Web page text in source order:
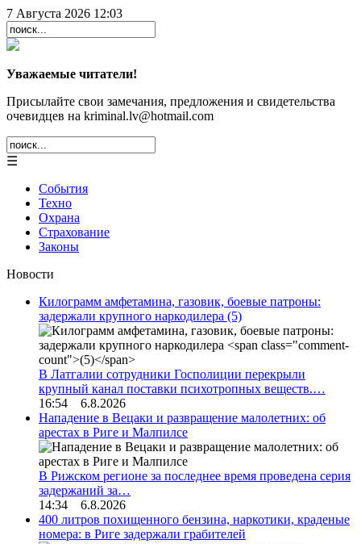
7 Августа 2026 12:03
Уважаемые читатели!
Присылайте свои замечания, предложения и свидетельства
очевидцев на kriminal.lv@hotmail.com
☰
События
Техно
Охрана
Страхование
Законы
Новости
Килограмм амфетамина, газовик, боевые патроны:
задержали крупного наркодилера (5)
В Латгалии сотрудники Госполиции перекрыли
крупный канал поставки психотропных веществ.…
16:54 6.8.2026
Нападение в Вецаки и развращение малолетних: об
арестах в Риге и Малпилсе
В Рижском регионе за последнее время проведена серия
задержаний за…
14:34 6.8.2026
400 литров похищенного бензина, наркотики, краденые
номера: в Риге задержали грабителей